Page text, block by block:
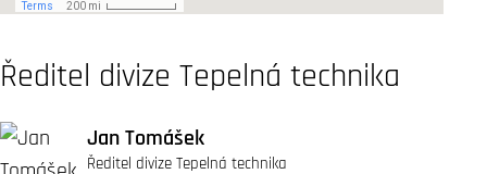
Ředitel divize Tepelná technika
Jan Tomášek
Ředitel divize Tepelná technika